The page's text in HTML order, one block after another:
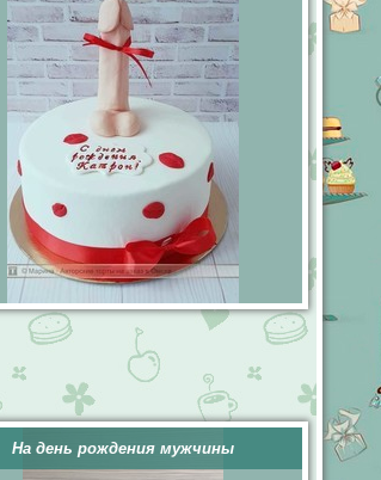
На день рождения мужчины